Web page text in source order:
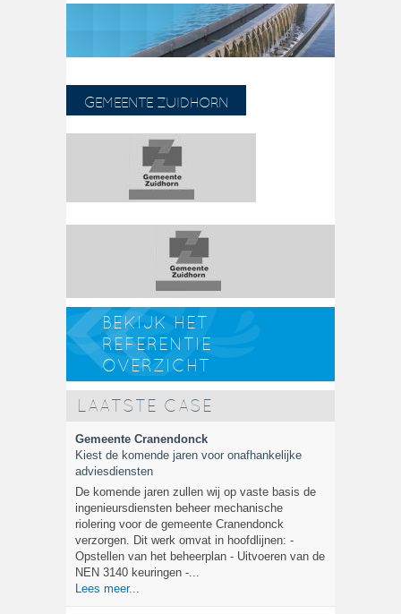
GEMEENTE ZUIDHORN
BEKIJK HET
REFERENTIE
OVERZICHT
LAATSTE CASE
Gemeente Cranendonck
Kiest de komende jaren voor onafhankelijke
adviesdiensten
De komende jaren zullen wij op vaste basis de
ingenieursdiensten beheer mechanische
riolering voor de gemeente Cranendonck
verzorgen. Dit werk omvat in hoofdlijnen: -
Opstellen van het beheerplan - Uitvoeren van de
NEN 3140 keuringen -...
Lees meer...